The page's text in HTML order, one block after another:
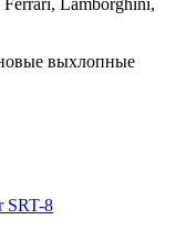
Lamborghini,
выхлопные